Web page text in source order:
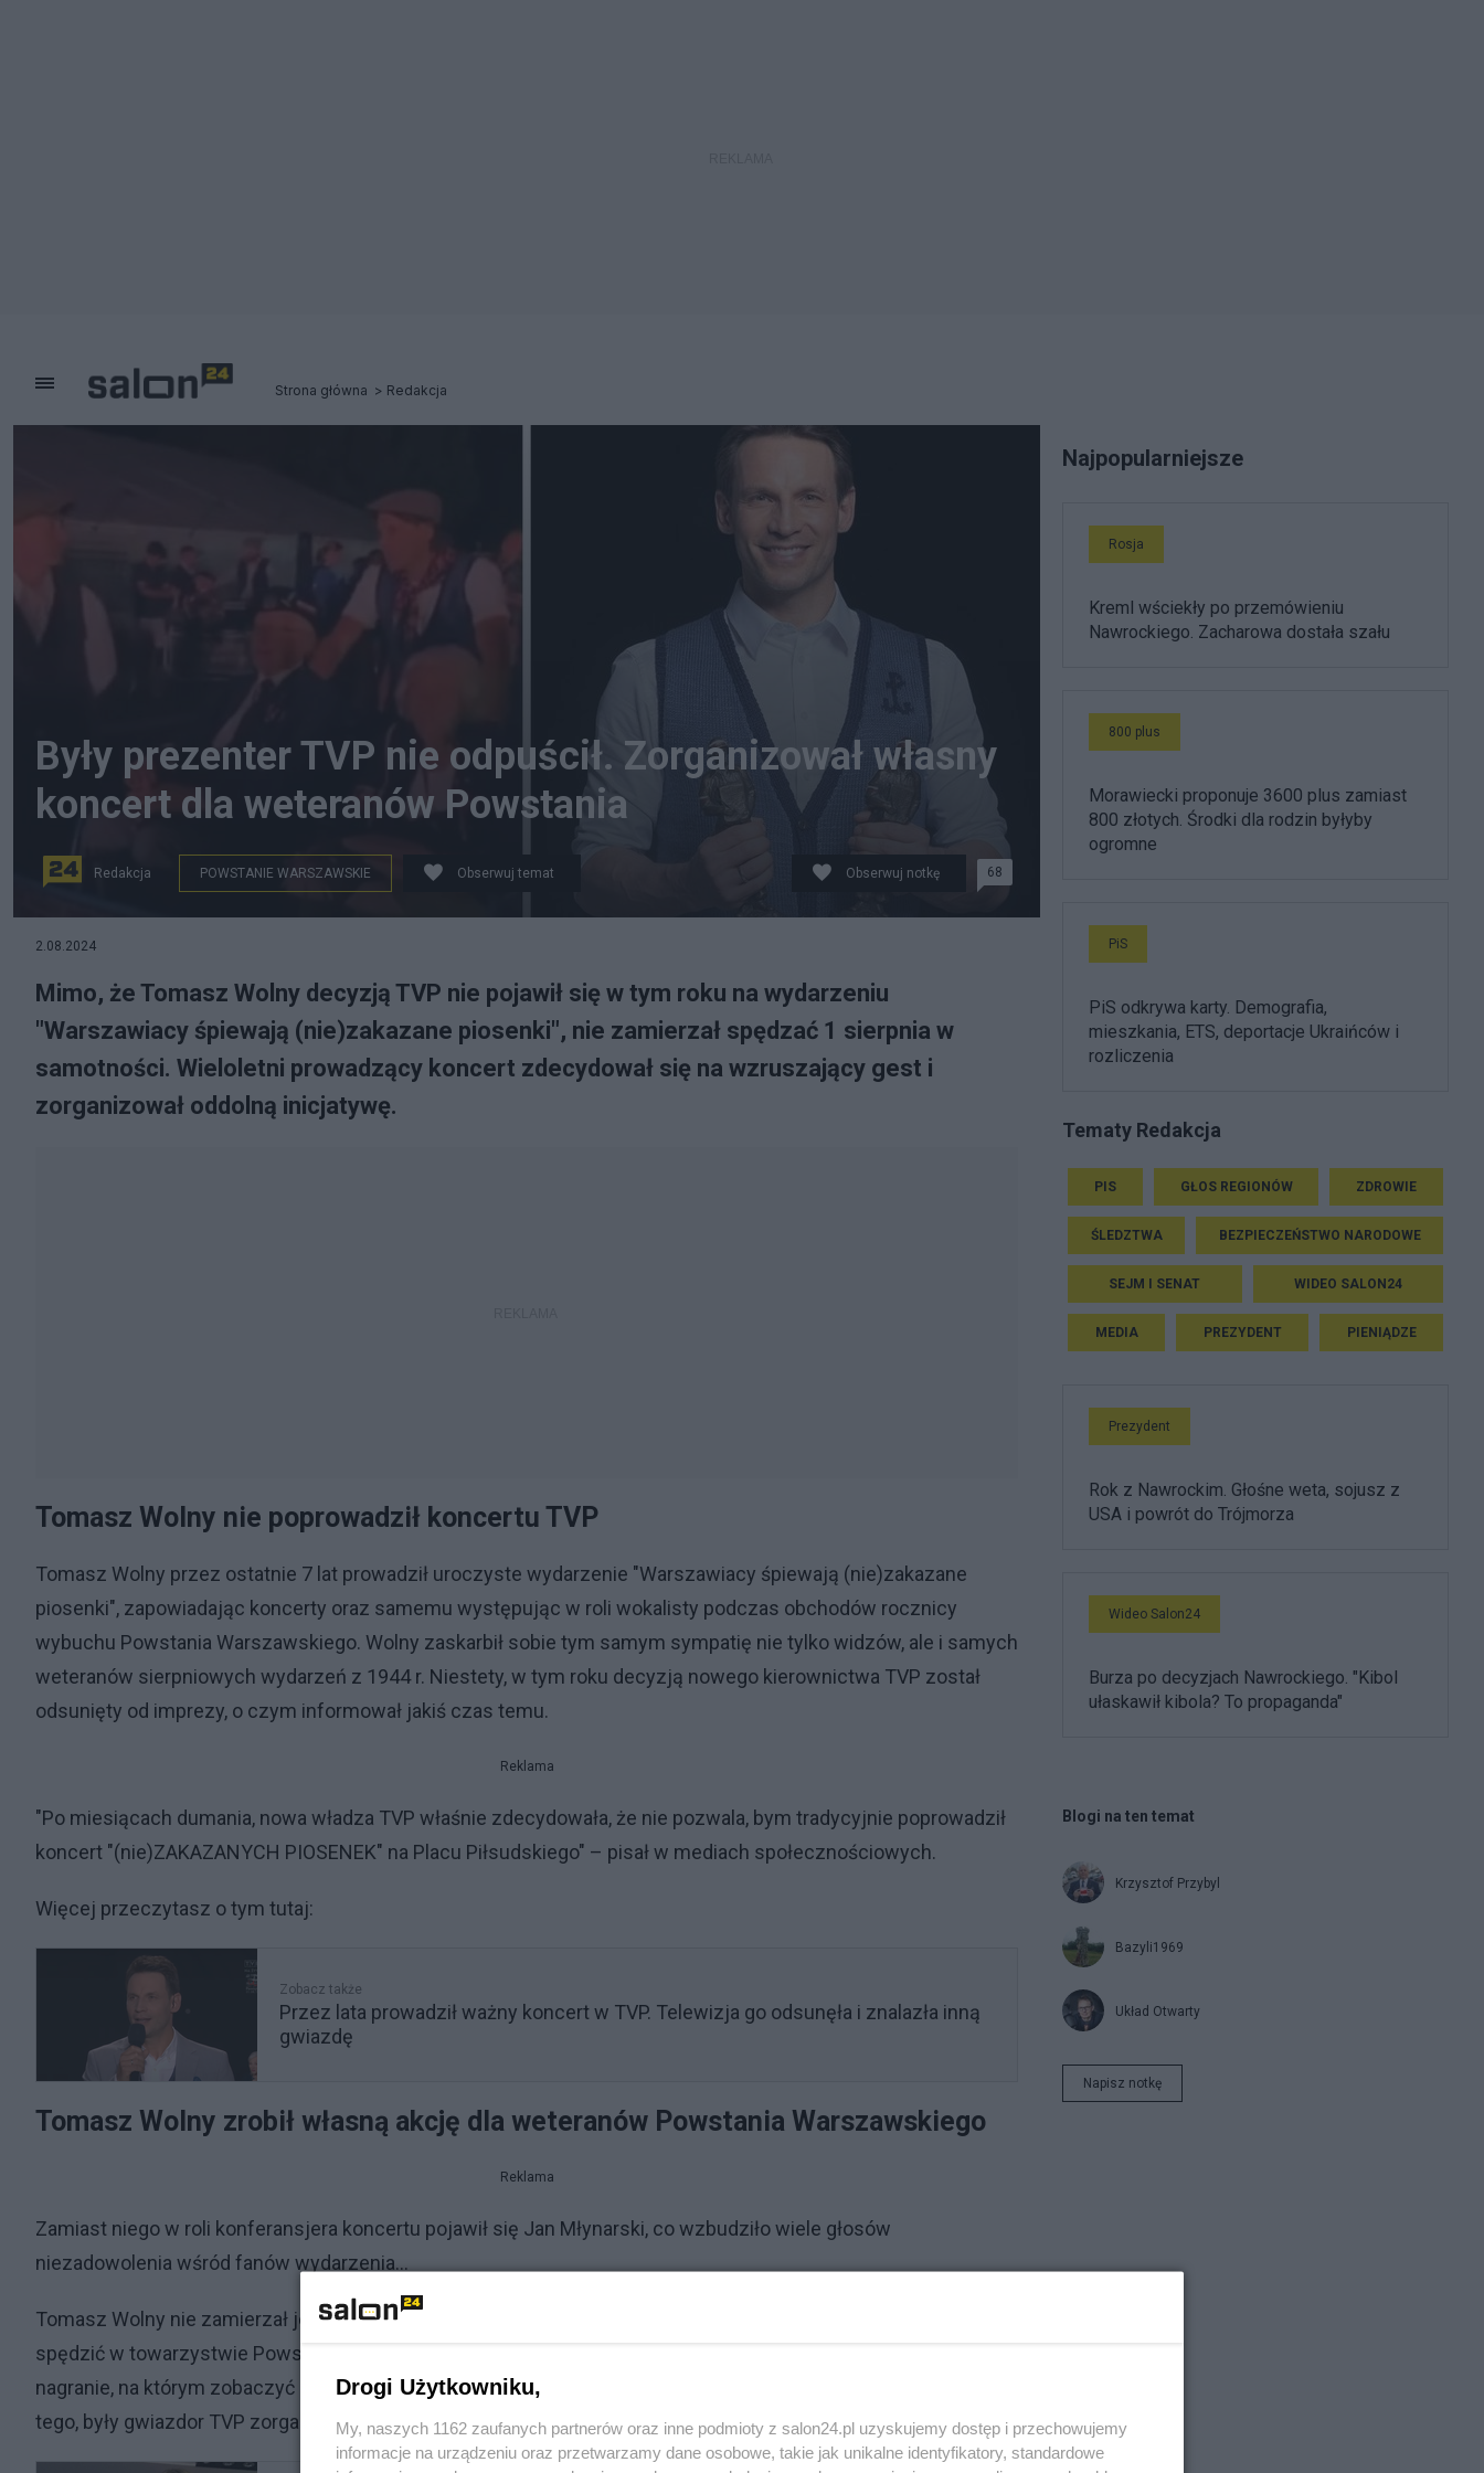
Strona główna Redakcja
Były prezenter TVP nie odpuścił. Zorganizował własny
koncert dla weteranów Powstania
Redakcja POWSTANIE WARSZAWSKIE Obserwuj temat Obserwuj notkę 68
2.08.2024
Mimo, że Tomasz Wolny decyzją TVP nie pojawił się w tym roku na wydarzeniu
"Warszawiacy śpiewają (nie)zakazane piosenki", nie zamierzał spędzać 1 sierpnia w
samotności. Wieloletni prowadzący koncert zdecydował się na wzruszający gest i
zorganizował oddolną inicjatywę.
Tomasz Wolny nie poprowadził koncertu TVP
Tomasz Wolny przez ostatnie 7 lat prowadził uroczyste wydarzenie "Warszawiacy śpiewają (nie)zakazane
piosenki", zapowiadając koncerty oraz samemu występując w roli wokalisty podczas obchodów rocznicy
wybuchu Powstania Warszawskiego. Wolny zaskarbił sobie tym samym sympatię nie tylko widzów, ale i samych
weteranów sierpniowych wydarzeń z 1944 r. Niestety, w tym roku decyzją nowego kierownictwa TVP został
odsunięty od imprezy, o czym informował jakiś czas temu.
Reklama
"Po miesiącach dumania, nowa władza TVP właśnie zdecydowała, że nie pozwala, bym tradycyjnie poprowadził
koncert "(nie)ZAKAZANYCH PIOSENEK" na Placu Piłsudskiego" – pisał w mediach społecznościowych.
Więcej przeczytasz o tym tutaj:
Zobacz także
Przez lata prowadził ważny koncert w TVP. Telewizja go odsunęła i znalazła inną
gwiazdę
Tomasz Wolny zrobił własną akcję dla weteranów Powstania Warszawskiego
Reklama
Zamiast niego w roli konferansjera koncertu pojawił się Jan Młynarski, co wzbudziło wiele głosów
niezadowolenia wśród fanów wydarzenia...
Tomasz Wolny nie zamierzał jednak poddawać się i ten jakże ważny dla niego dzień postanowił tak czy inaczej
spędzić w towarzystwie Powstańców. Na jego Instagramie pojawił się wpis, do którego dodał wzruszające
nagranie, na którym zobaczyć możemy Wolnego śpiewającego (nie)zakazane piosenki wraz z weteranami. Do
tego, były gwiazdor TVP zorganizował dla bohaterów wojennych objazd po Warszawie w rikszach.
Najpopularniejsze
Rosja
Kreml wściekły po przemówieniu
Nawrockiego. Zacharowa dostała szału
800 plus
Morawiecki proponuje 3600 plus zamiast
800 złotych. Środki dla rodzin byłyby
ogromne
PiS
PiS odkrywa karty. Demografia,
mieszkania, ETS, deportacje Ukraińców i
rozliczenia
Tematy Redakcja
PIS GŁOS REGIONÓW ZDROWIE
ŚLEDZTWA BEZPIECZEŃSTWO NARODOWE
SEJM I SENAT WIDEO SALON24
MEDIA PREZYDENT PIENIĄDZE
Prezydent
Rok z Nawrockim. Głośne weta, sojusz z
USA i powrót do Trójmorza
Wideo Salon24
Burza po decyzjach Nawrockiego. "Kibol
ułaskawił kibola? To propaganda"
Blogi na ten temat
Krzysztof Przybyl
Bazyli1969
Układ Otwarty
Napisz notkę
Drogi Użytkowniku,
My, naszych 1162 zaufanych partnerów oraz inne podmioty z salon24.pl uzyskujemy dostęp i przechowujemy
informacje na urządzeniu oraz przetwarzamy dane osobowe, takie jak unikalne identyfikatory, standardowe